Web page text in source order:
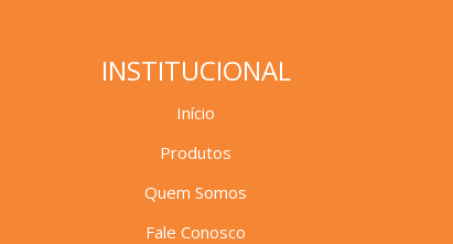
INSTITUCIONAL
Início
Produtos
Quem Somos
Fale Conosco